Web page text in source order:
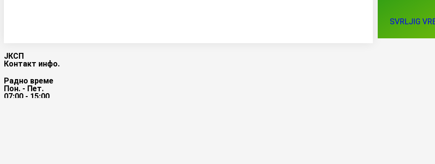
SVRLJIG
ЈКСП
Контакт инфо.
Радно време
Пон. - Пет.
07:00 - 15:00